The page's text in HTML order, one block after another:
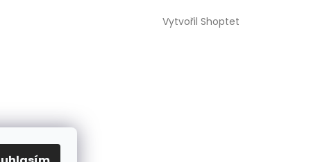
Vytvořil Shoptet